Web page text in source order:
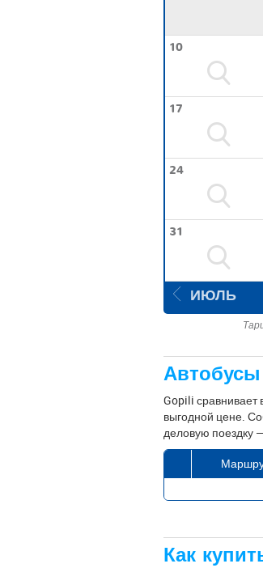
10
17
24
31
ИЮЛЬ
Gopili сравнивает
выгодной цене.
деловую поездку
Как